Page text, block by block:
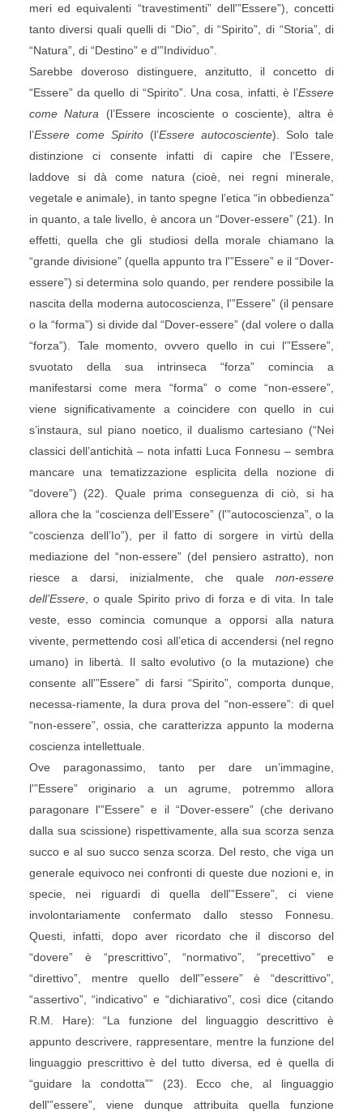
meri ed equivalenti “travestimenti” dell'”Essere”), concetti
tanto diversi quali quelli di “Dio”, di “Spirito”, di “Storia”, di
“Natura”, di “Destino” e d'”Individuo”.
Sarebbe doveroso distinguere, anzitutto, il concetto di
“Essere” da quello di “Spirito”. Una cosa, infatti, è l’Essere
come Natura (l’Essere incosciente o cosciente), altra è
l’Essere come Spirito(l’Essere autocosciente). Solo tale
distinzione ci consente infatti di capire che l’Essere,
laddove si dà come natura (cioè, nei regni minerale,
vegetale e animale), in tanto spegne l’etica “in obbedienza”
in quanto, a tale livello, è ancora un “Dover-essere” (21). In
effetti, quella che gli studiosi della morale chiamano la
“grande divisione” (quella appunto tra l'”Essere” e il “Dover-
essere”) si determina solo quando, per rendere possibile la
nascita della moderna autocoscienza, l'”Essere” (il pensare
o la “forma”) si divide dal “Dover-essere” (dal volere o dalla
“forza”). Tale momento, ovvero quello in cui l'”Essere”,
svuotato della sua intrinseca “forza” comincia a
manifestarsi come mera “forma” o come “non-essere”,
viene significativamente a coincidere con quello in cui
s’instaura, sul piano noetico, il dualismo cartesiano (“Nei
classici dell’antichità – nota infatti Luca Fonnesu – sembra
mancare una tematizzazione esplicita della nozione di
“dovere”) (22). Quale prima conseguenza di ciò, si ha
allora che la “coscienza dell’Essere” (l'”autocoscienza”, o la
“coscienza dell’Io”), per il fatto di sorgere in virtù della
mediazione del “non-essere” (del pensiero astratto), non
riesce a darsi, inizialmente, che qualenon-essere
dell’Essere, o quale Spirito privo di forza e di vita. In tale
veste, esso comincia comunque a opporsi alla natura
vivente, permettendo così all’etica di accendersi (nel regno
umano) in libertà. Il salto evolutivo (o la mutazione) che
consente all'”Essere” di farsi “Spirito”, comporta dunque,
necessa-riamente, la dura prova del “non-essere”: di quel
“non-essere”, ossia, che caratterizza appunto la moderna
coscienza intellettuale.
Ove paragonassimo, tanto per dare un’immagine,
l'”Essere” originario a un agrume, potremmo allora
paragonare l'”Essere” e il “Dover-essere” (che derivano
dalla sua scissione) rispettivamente, alla sua scorza senza
succo e al suo succo senza scorza. Del resto, che viga un
generale equivoco nei confronti di queste due nozioni e, in
specie, nei riguardi di quella dell'”Essere”, ci viene
involontariamente confermato dallo stesso Fonnesu.
Questi, infatti, dopo aver ricordato che il discorso del
“dovere” è “prescrittivo”, “normativo”, “precettivo” e
“direttivo”, mentre quello dell'”essere” è “descrittivo”,
“assertivo”, “indicativo” e “dichiarativo”, così dice (citando
R.M. Hare): “La funzione del linguaggio descrittivo è
appunto descrivere, rappresentare, mentre la funzione del
linguaggio prescrittivo è del tutto diversa, ed è quella di
“guidare la condotta”” (23). Ecco che, al linguaggio
dell'”essere”, viene dunque attribuita quella funzione